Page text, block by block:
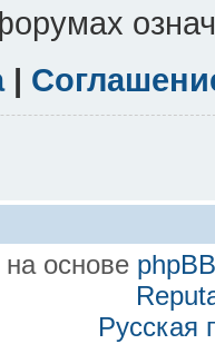
|
основе phpBB
Русская